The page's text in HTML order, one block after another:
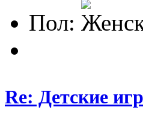
Пол:
Re: Детские